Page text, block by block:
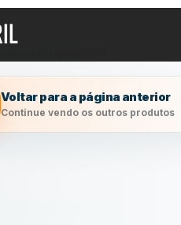
Voltar para a página anterior
Continue vendo os outros produtos